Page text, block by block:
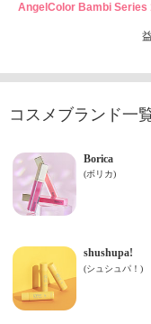
AngelColor Bambi Series
コスメブランド一